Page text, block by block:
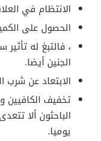
الانتظام في
الحصول على
، فالتبغ له
الجنين أيضا.
الابتعاد عن شرب
تخفيف الكافيين
يوميا.